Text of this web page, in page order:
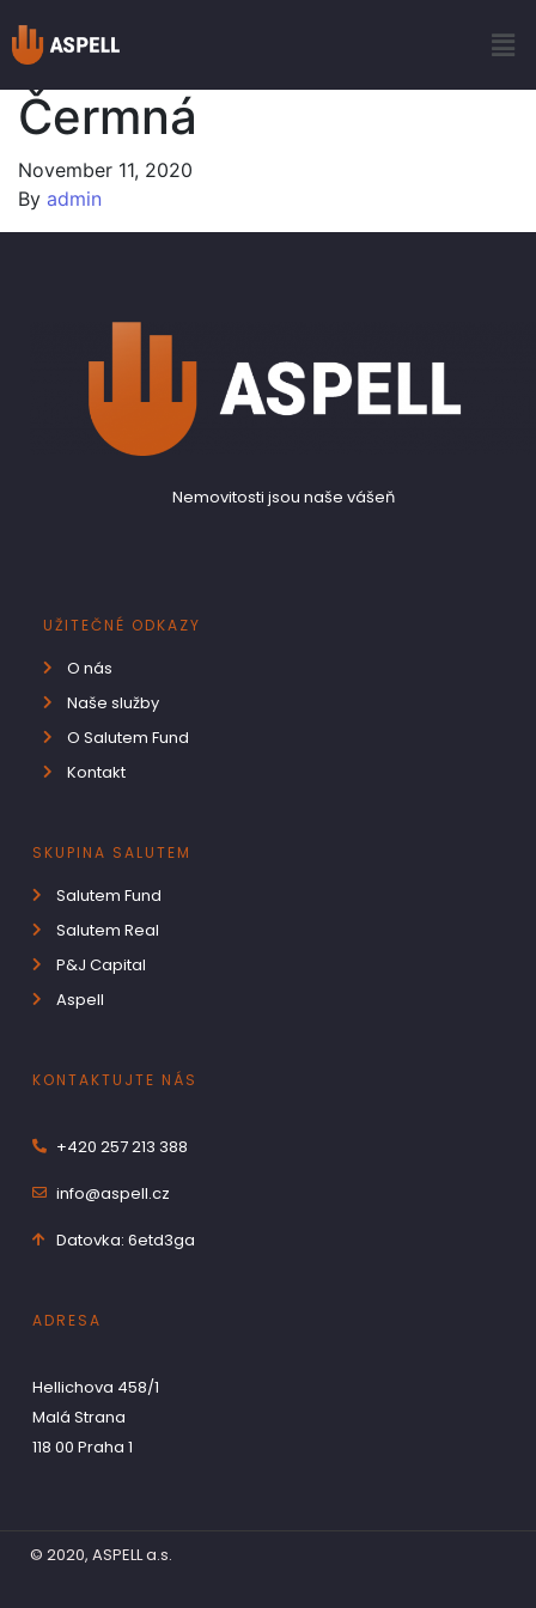
Čermná
November 11, 2020
By admin
Nemovitosti jsou naše vášeň
UŽITEČNÉ ODKAZY
O nás
Naše služby
O Salutem Fund
Kontakt
SKUPINA SALUTEM
Salutem Fund
Salutem Real
P&J Capital
Aspell
KONTAKTUJTE NÁS
+420 257 213 388
info@aspell.cz
Datovka: 6etd3ga
ADRESA
Hellichova 458/1
Malá Strana
118 00 Praha 1
© 2020, ASPELL a.s.